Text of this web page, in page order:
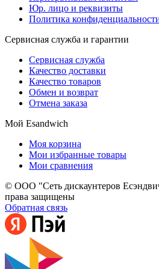
Юр. лицо и реквизиты
Политика
Сервисная служба и гарантии
Сервисная служба
Качество доставки
Качество товаров
Обмен и возврат
Отмена заказа
Мой Esandwich
Моя корзина
Мои избранные товары
Мои сравнения
© ООО "Сеть дискаунтеров
права защищены
Обратная связь